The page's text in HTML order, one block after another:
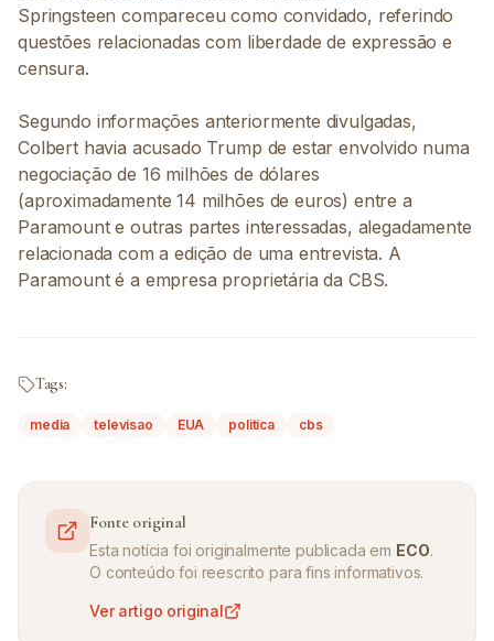
Springsteen compareceu como convidado, referindo
questões relacionadas com liberdade de expressão e
censura.
Segundo informações anteriormente divulgadas,
Colbert havia acusado Trump de estar envolvido numa
negociação de 16 milhões de dólares
(aproximadamente 14 milhões de euros) entre a
Paramount e outras partes interessadas, alegadamente
relacionada com a edição de uma entrevista. A
Paramount é a empresa proprietária da CBS.
Tags:
media televisao EUA politica cbs
Fonte original
Esta notícia foi originalmente publicada em ECO.
O conteúdo foi reescrito para fins informativos.
Ver artigo original